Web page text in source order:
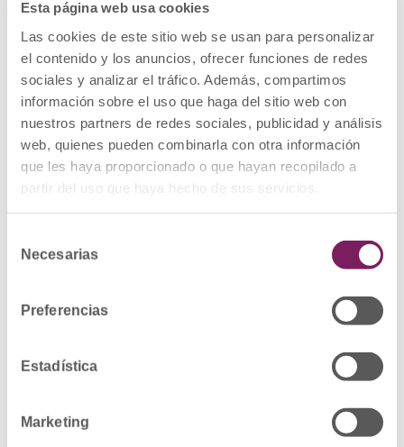
Esta página web usa cookies
Las cookies de este sitio web se usan para personalizar
el contenido y los anuncios, ofrecer funciones de redes
sociales y analizar el tráfico. Además, compartimos
información sobre el uso que haga del sitio web con
nuestros partners de redes sociales, publicidad y análisis
web, quienes pueden combinarla con otra información
que les haya proporcionado o que hayan recopilado a
partir del uso que haya hecho de sus servicios.
Necesarias
Preferencias
Estadística
Marketing
Se reconocen por el distintivo publicado en
el cabecero de esta noticia. Y con las
alfombrillas con la que dan la bienvenida a la
Farmacia Amigable. Además, tienen a su
disposición unos trípticos donde se explica
la iniciativa y se recogen los compromisos
que la farmacia ha adquirido.
Para ver el listado de Farmacias Amigables
VIDEOS
Euskera